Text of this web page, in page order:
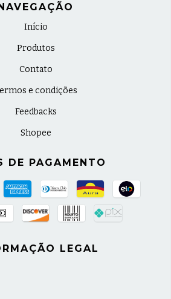
Início
Produtos
Contato
e condições
Feedbacks
Shopee
DE PAGAMENTO
LEGAL